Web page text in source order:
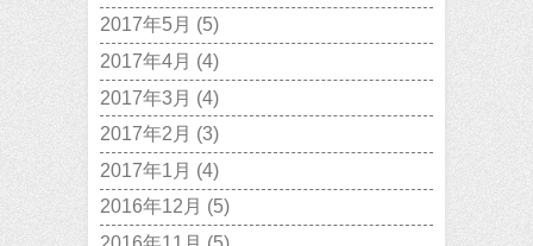
2017年5月 (5)
2017年4月 (4)
2017年3月 (4)
2017年2月 (3)
2017年1月 (4)
2016年12月 (5)